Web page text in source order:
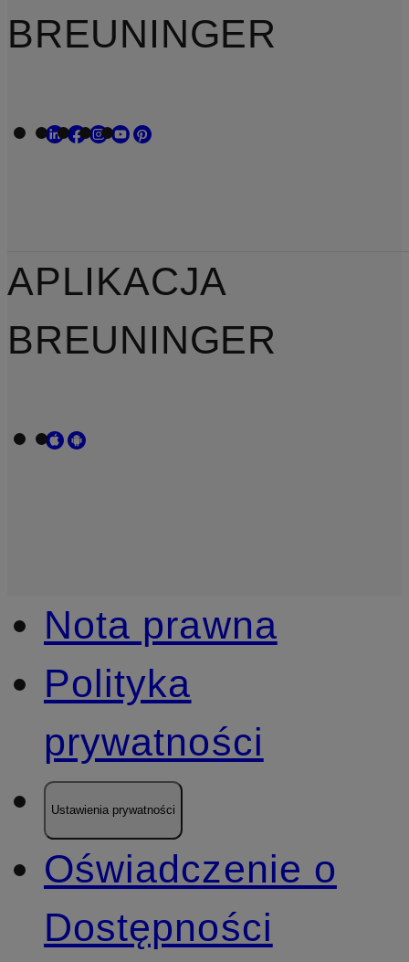
BREUNINGER
APLIKACJA
BREUNINGER
Nota prawna
Polityka
prywatności
Ustawienia prywatności
Oświadczenie o
Dostępności